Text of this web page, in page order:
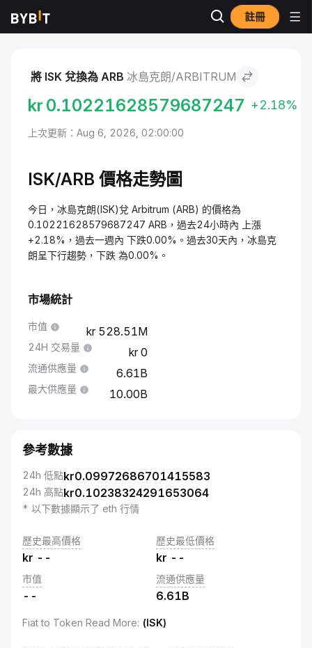
註冊
市場 Arbitrum 價格 ARB 冰島克朗 to Arbitrum
將 ISK 兌換為 ARB 冰島克朗/ARBITRUM
kr 0.10221628579687247 +2.18%
上次更新：Aug 6, 2026, 02:00:00
ISK/ARB 價格走勢圖
今日，冰島克朗(ISK)兌 Arbitrum (ARB) 的價格為
0.10221628579687247 ARB，過去24小時內 上漲
+2.18%，過去一週內 下跌0.00%。過去30天內，冰島克
朗呈下行趨勢，下跌 為0.00%。
市場統計
市值 528.51M
24H 交易量 0
流通供應量 6.61B
最大供應量 10.00B
參考數據
24h 低點kr0.09972686701415583
24h 高點kr0.10238324291653064
* 以下數據顯示了 eth 行情
歷史最高價格
kr --
歷史最低價格
kr --
市值
--
流通供應量
6.61B
Fiat to Token Read More: (ISK)